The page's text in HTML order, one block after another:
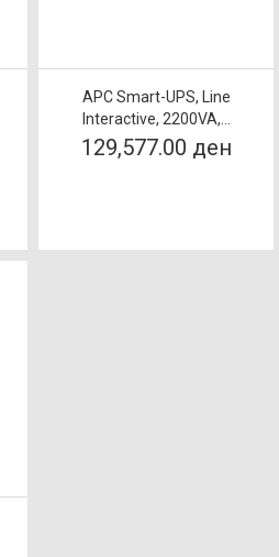
APC Smart-UPS, Line
Interactive, 2200VA,...
129,577.00 ден